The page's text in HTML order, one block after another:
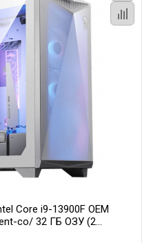
Core i9-13900F OEM
co/ 32 ГБ ОЗУ (2
AERO OC 16GB GDDR7